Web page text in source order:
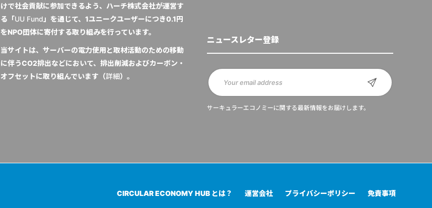
けで社会貢献に参加できるよう、ハーチ株式会社が運営す
る「UU Fund」を通じて、1ユニークユーザーにつき0.1円
をNPO団体に寄付する取り組みを行っています。
当サイトは、サーバーの電力使用と取材活動のための移動
に伴うCO2排出などにおいて、排出削減およびカーボン・
オフセットに取り組んでいます（詳細）。
ニュースレター登録
サーキュラーエコノミーに関する最新情報をお届けします。
CIRCULAR ECONOMY HUB とは？ 運営会社 プライバシーポリシー 免責事項